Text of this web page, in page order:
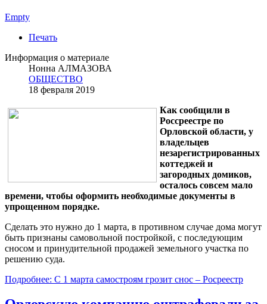
Empty
Печать
Информация о материале
Нонна АЛМАЗОВА
ОБЩЕСТВО
18 февраля 2019
Как сообщили в
Россреестре по
Орловской области, у
владельцев
незарегистрированных
коттеджей и
загородных домиков,
осталось совсем мало
времени, чтобы оформить необходимые документы в
упрощенном порядке.
Сделать это нужно до 1 марта, в противном случае дома могут
быть признаны самовольной постройкой, с последующим
сносом и принудительной продажей земельного участка по
решению суда.
Подробнее: С 1 марта самостроям грозит снос – Росреестр